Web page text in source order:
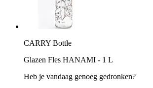
CARRY Bottle
Glazen Fles HANAMI - 1 L
Heb je vandaag genoeg gedronken?